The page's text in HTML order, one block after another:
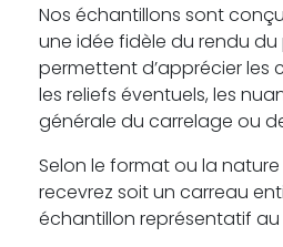
Nos échantillons sont
une idée fidèle du rendu du
permettent d’apprécier les
les reliefs éventuels, les
générale du carrelage ou
Selon le format ou la
recevrez soit un carreau
échantillon représentatif